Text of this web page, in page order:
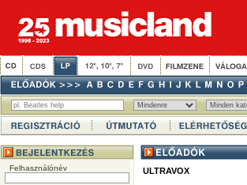
Felhasználónév ULTRAVOX